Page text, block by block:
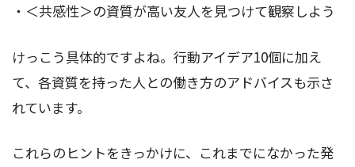
・＜共感性＞の資質が高い友人を見つけて観察しよう
けっこう具体的ですよね。行動アイデア10個に加え
て、各資質を持った人との働き方のアドバイスも示さ
れています。
これらのヒントをきっかけに、これまでになかった発